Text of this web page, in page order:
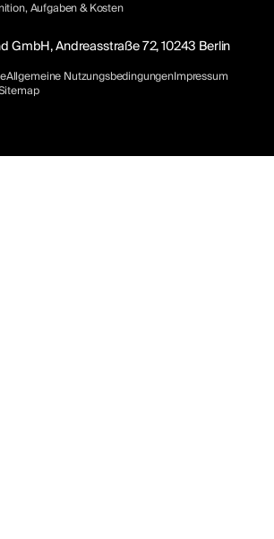
Aufgaben & Kosten
GmbH, Andreasstraße 72, 10243 Berlin
Allgemeine NutzungsbedingungenImpressum